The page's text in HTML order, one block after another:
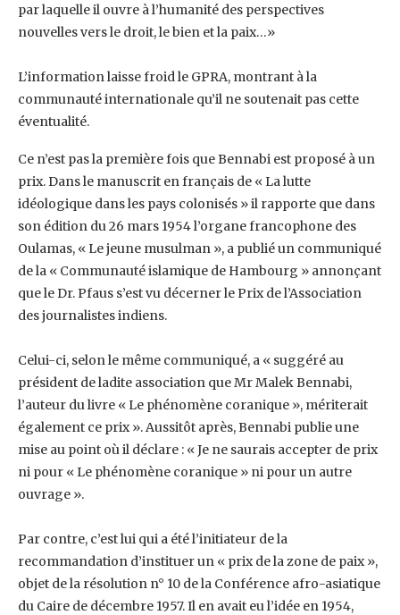
par laquelle il ouvre à l’humanité des perspectives
nouvelles vers le droit, le bien et ‎la paix…»
L’information laisse froid le GPRA, montrant à la
communauté internationale qu’il ne soutenait ‎pas cette
éventualité.‎
Ce n’est pas la première fois que Bennabi est proposé à un
prix. Dans le manuscrit en français ‎de « La lutte
idéologique dans les pays colonisés » il rapporte que dans
son édition du 26 mars ‎‎1954 l’organe francophone des
Oulamas, « Le jeune musulman », a publié un communiqué
de ‎la « Communauté islamique de Hambourg » annonçant
que le Dr. Pfaus s’est vu décerner le Prix ‎de l’Association
des journalistes indiens.
Celui-ci, selon le même communiqué, a « suggéré au
président de ladite association que Mr ‎Malek Bennabi,
l’auteur du livre « Le phénomène coranique », mériterait
également ce prix ». ‎Aussitôt après, Bennabi publie une
mise au point où il déclare : « Je ne saurais accepter de prix
‎ni pour « Le phénomène coranique » ni pour un autre
ouvrage ».
Par contre, c’est lui qui a été l’initiateur de la
recommandation d’instituer un « prix de la zone ‎de paix »,
objet de la résolution n° 10 de la Conférence afro-asiatique
du Caire de décembre ‎‎1957. Il en avait eu l’idée en 1954,